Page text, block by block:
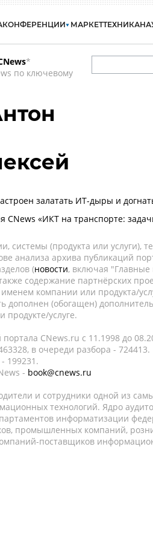
КОНФЕРЕНЦИИ МАРКЕТТЕХНИКА
*
по ключевому
залатать ИТ-дыры и
CNews «ИКТ на транспорте:
системы (продукта или услуги),
анализа архива публикаций
(новости, включая "Главные
содержание партнёрских
компании или продукта/
дополнен (обогащен)
услуге.
CNews.ru c 11.1998 до
в очереди разбора - 724413.
199231.
- book@cnews.ru
и сотрудники одной из
технологий. Ядро
информатизации
промышленных компаний,
поставщиков